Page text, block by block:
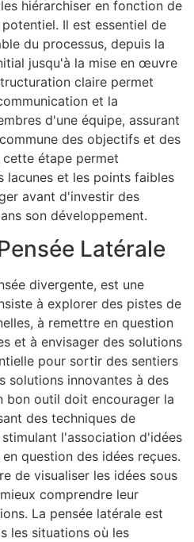
hiérarchiser en fonction de
Il est essentiel de
du processus, depuis la
jusqu'à la mise en œuvre
claire permet
et la
d'une équipe, assurant
des objectifs et des
étape permet
lacunes et les points faibles
avant d'investir des
son développement.
Latérale
divergente, est une
à explorer des pistes de
à remettre en question
et à envisager des solutions
pour sortir des sentiers
solutions innovantes à des
bon outil doit encourager la
des techniques de
l'association d'idées
question des idées reçues.
de visualiser les idées sous
comprendre leur
La pensée latérale est
les situations où les